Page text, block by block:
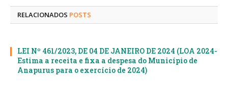
RELACIONADOS POSTS
LEI Nº 461/2023, DE 04 DE JANEIRO DE 2024 (LOA 2024-
Estima a receita e fixa a despesa do Município de
Anapurus para o exercício de 2024)